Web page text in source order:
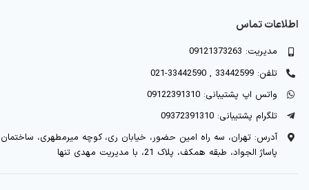
اطلاعات تماس
مدیریت: 09121373263
تلفن: 33442599 , 33442590-021
واتس اپ پشتیبانی: 09122391310
تلگرام پشتیبانی: 09372391310
آدرس: تهران، سه راه امین حضور، خیابان ری، کوچه میرمطهری، ساختمان
پاساژ الجواد، طبقه همکف، پلاک 21، با مدیریت مهدی تنها